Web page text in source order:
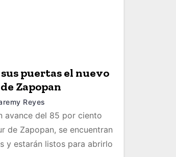
puertas el nuevo
Zapopan
Reyes
avance del 85 por ciento
de Zapopan, se encuentran
y estarán listos para abrirlo